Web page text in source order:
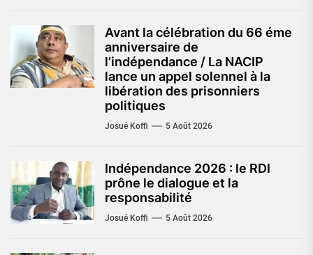
Avant la célébration du 66 éme
anniversaire de
l’indépendance / La NACIP
lance un appel solennel à la
libération des prisonniers
politiques
Josué Koffi 5 Août 2026
Indépendance 2026 : le RDI
prône le dialogue et la
responsabilité
Josué Koffi 5 Août 2026